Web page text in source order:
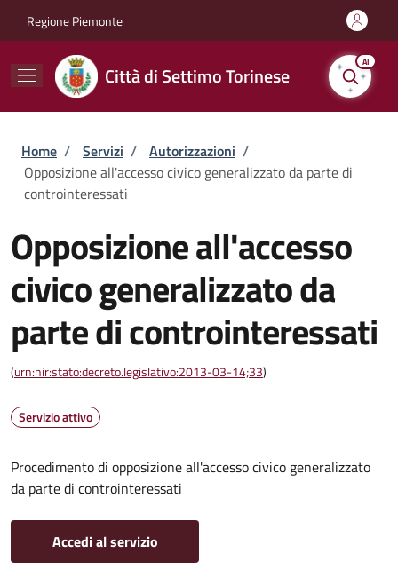
Regione Piemonte
Città di Settimo Torinese
AI
Briciole di pane
Home / Servizi / Autorizzazioni /
Opposizione all'accesso civico generalizzato da parte di
controinteressati
Opposizione all'accesso
civico generalizzato da
parte di controinteressati
(urn:nir:stato:decreto.legislativo:2013-03-14;33)
Servizio attivo
Procedimento di opposizione all'accesso civico generalizzato
da parte di controinteressati
Accedi al servizio